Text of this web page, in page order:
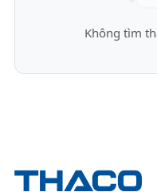
Không tìm